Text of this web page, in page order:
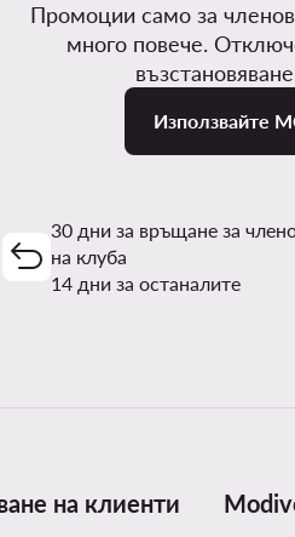
Промоции само за
много повече.
Използвайте
30 дни за връщане за
на клуба
14 дни за останалите
на клиенти